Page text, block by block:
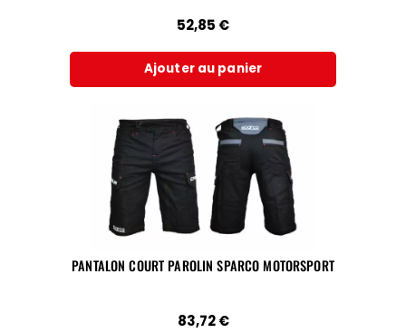
52,85 €
Ajouter au panier
PANTALON COURT PAROLIN SPARCO MOTORSPORT
83,72€